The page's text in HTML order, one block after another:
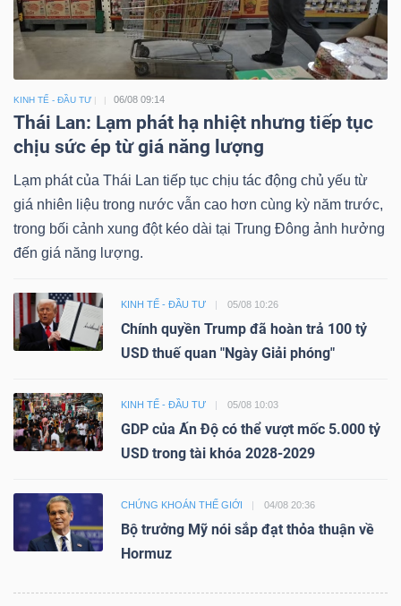
KINH TẾ - ĐẦU TƯ 06/08 09:14
Thái Lan: Lạm phát hạ nhiệt nhưng tiếp tục
chịu sức ép từ giá năng lượng
Lạm phát của Thái Lan tiếp tục chịu tác động chủ yếu từ
giá nhiên liệu trong nước vẫn cao hơn cùng kỳ năm trước,
trong bối cảnh xung đột kéo dài tại Trung Đông ảnh hưởng
đến giá năng lượng.
KINH TẾ - ĐẦU TƯ 05/08 10:26
Chính quyền Trump đã hoàn trả 100 tỷ
USD thuế quan "Ngày Giải phóng"
KINH TẾ - ĐẦU TƯ 05/08 10:03
GDP của Ấn Độ có thể vượt mốc 5.000 tỷ
USD trong tài khóa 2028-2029
CHỨNG KHOÁN THẾ GIỚI 04/08 20:36
Bộ trưởng Mỹ nói sắp đạt thỏa thuận về
Hormuz